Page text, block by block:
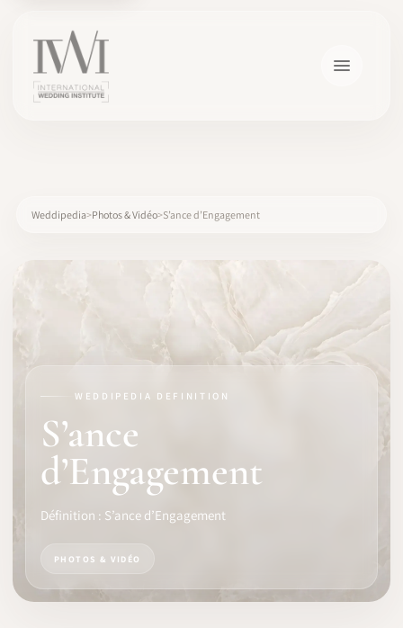
FORMATION
LOGICIEL
IDENTITÉ PRO
Weddipedia Photos & Vidéo S’ance d’Engagement
WEDDIPEDIA DEFINITION
S’ance
d’Engagement
Définition : S’ance d’Engagement
PHOTOS & VIDÉO